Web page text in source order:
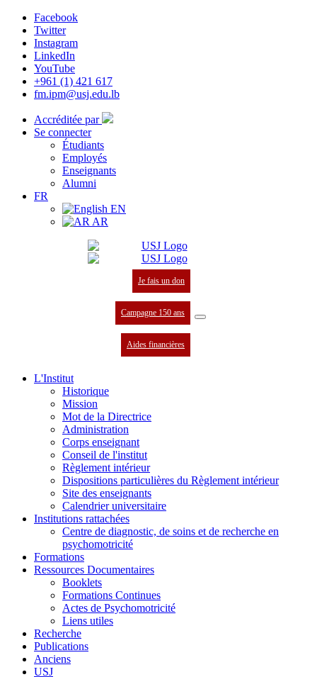
Facebook
Twitter
Instagram
LinkedIn
YouTube
+961 (1) 421 617
fm.ipm@usj.edu.lb
Accréditée par
Se connecter
Étudiants
Employés
Enseignants
Alumni
FR
EN
AR
Je fais un don
Campagne 150 ans
Aides financières
L'Institut
Historique
Mission
Mot de la Directrice
Administration
Corps enseignant
Conseil de l'institut
Règlement intérieur
Dispositions particulières du Règlement intérieur
Site des enseignants
Calendrier universitaire
Institutions rattachées
Centre de diagnostic, de soins et de recherche en
psychomotricité
Formations
Ressources Documentaires
Booklets
Formations Continues
Actes de Psychomotricité
Liens utiles
Recherche
Publications
Anciens
USJ